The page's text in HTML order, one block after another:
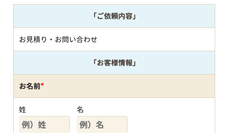
「ご依頼内容」
お見積り・お問い合わせ
「お客様情報」
お名前*
姓 名